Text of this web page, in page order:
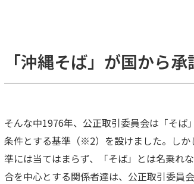
「沖縄そば」が国から承
そんな中1976年、公正取引委員会は「そ
条件とする基準（※2）を設けました。し
準には当てはまらず、「そば」とは名乗れ
合を中心とする関係者達は、公正取引委員